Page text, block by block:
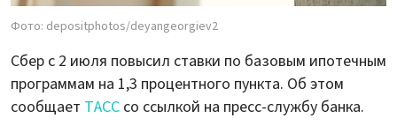
Фото: depositphotos/deyangeorgiev2
Сбер с 2 июля повысил ставки по базовым ипотечным
программам на 1,3 процентного пункта. Об этом
сообщает ТАСС со ссылкой на пресс-службу банка.